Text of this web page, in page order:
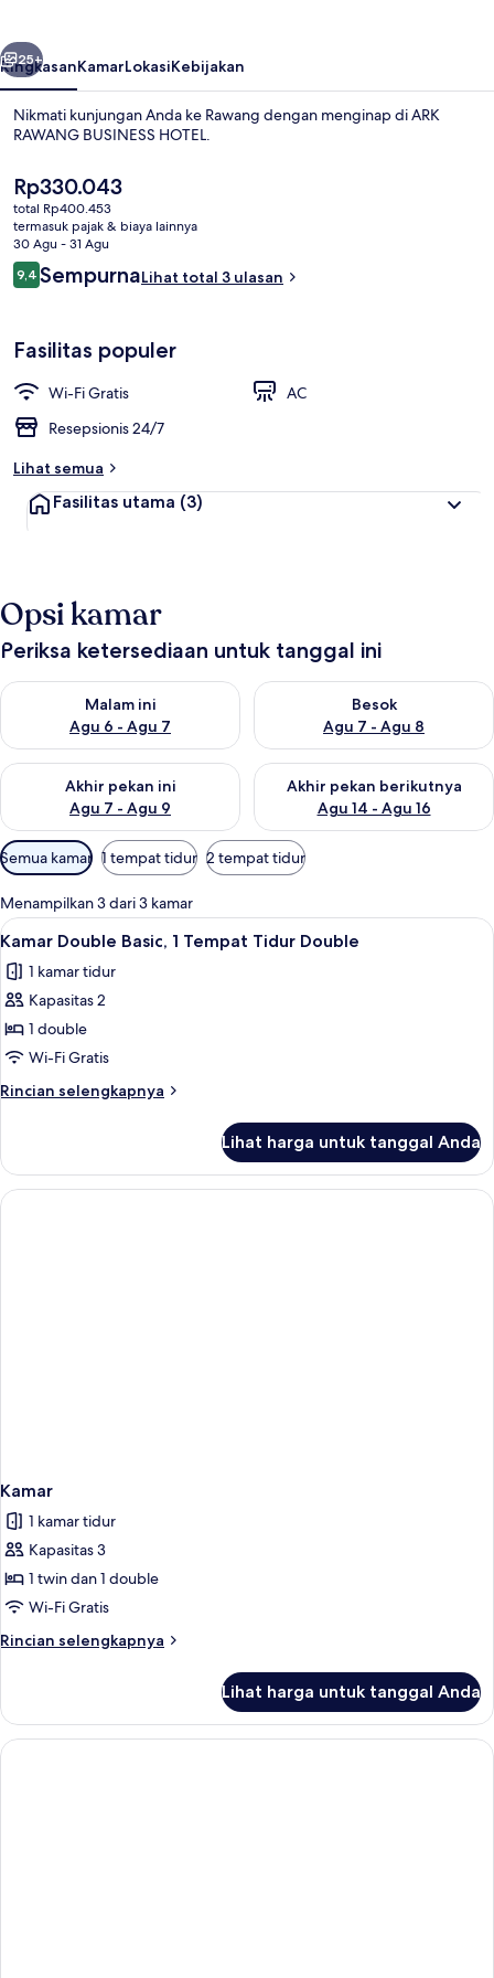
Berikutnya
25+
RingkasanKamarLokasiKebijakan
Nikmati kunjungan Anda ke Rawang dengan menginap di ARK
RAWANG BUSINESS HOTEL.
Harga
saat
ini
Rp330.043
Rp330.043
total Rp400.453
termasuk pajak & biaya lainnya
30 Agu - 31 Agu
Ulasan
9,49,4 dari 10
SempurnaLihat total 3 ulasan
Fasilitas populer
Wi-Fi Gratis
AC
Resepsionis 24/7
Lihat semua
Fasilitas utama (3)
Opsi kamar
Periksa ketersediaan untuk tanggal ini
Malam ini
Agu 6 - Agu 7
Periksa ketersediaan untuk malam ini Agu 6 - Agu 7
Besok
Agu 7 - Agu 8
Periksa ketersediaan untuk
Akhir pekan ini
Agu 7 - Agu 9
Periksa ketersediaan untuk akhir pekan ini Agu 7 - Agu 9
Akhir pekan berikutnya
Agu 14 - Agu 16
Periksa ketersediaan untuk
Filter
tersedia
untuk
kamar
Semua kamar 1 tempat tidur 2 tempat tidur
Menampilkan 3 dari 3 kamar
Lihat
semua
foto
untuk
Kamar
Double
Basic,
1
Tidur
Double
Kamar Double Basic, 1 Tempat Tidur
2
Kamar Double Basic, 1 Tempat Tidur Double
1 kamar tidur
Kapasitas 2
1 double
Wi-Fi Gratis
Rincian selengkapnya
Rincian
Kamar
Double
Basic,
Lihat harga untuk tanggal Anda
Kamar
1 kamar tidur
Kapasitas 3
1 twin dan 1 double
Wi-Fi Gratis
Rincian selengkapnya
Rincian
Kamar
Lihat harga untuk tanggal Anda